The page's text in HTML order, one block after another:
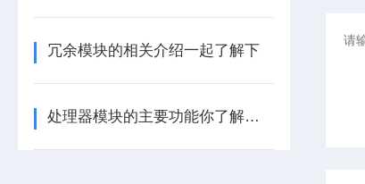
冗余模块的相关介绍一起了解下
处理器模块的主要功能你了解多少呢